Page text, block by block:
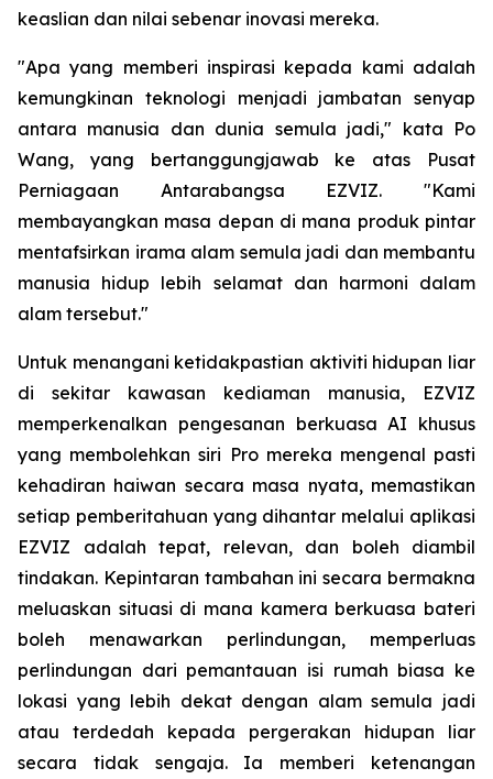
keaslian dan nilai sebenar inovasi mereka.
"Apa yang memberi inspirasi kepada kami adalah
kemungkinan teknologi menjadi jambatan senyap
antara manusia dan dunia semula jadi," kata Po
Wang, yang bertanggungjawab ke atas Pusat
Perniagaan Antarabangsa EZVIZ. "Kami
membayangkan masa depan di mana produk pintar
mentafsirkan irama alam semula jadi dan membantu
manusia hidup lebih selamat dan harmoni dalam
alam tersebut."
Untuk menangani ketidakpastian aktiviti hidupan liar
di sekitar kawasan kediaman manusia, EZVIZ
memperkenalkan pengesanan berkuasa AI khusus
yang membolehkan siri Pro mereka mengenal pasti
kehadiran haiwan secara masa nyata, memastikan
setiap pemberitahuan yang dihantar melalui aplikasi
EZVIZ adalah tepat, relevan, dan boleh diambil
tindakan. Kepintaran tambahan ini secara bermakna
meluaskan situasi di mana kamera berkuasa bateri
boleh menawarkan perlindungan, memperluas
perlindungan dari pemantauan isi rumah biasa ke
lokasi yang lebih dekat dengan alam semula jadi
atau terdedah kepada pergerakan hidupan liar
secara tidak sengaja. Ia memberi ketenangan